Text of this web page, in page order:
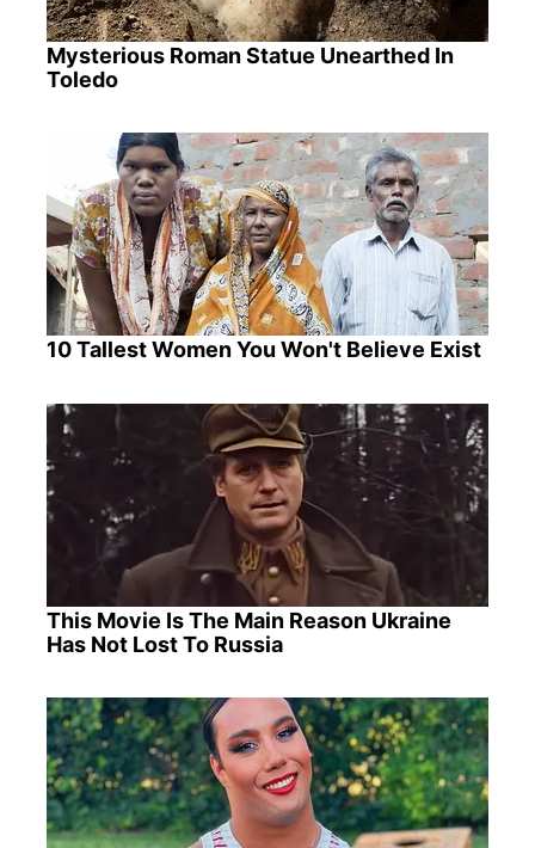
Mysterious Roman Statue Unearthed In
Toledo
10 Tallest Women You Won't Believe Exist
This Movie Is The Main Reason Ukraine
Has Not Lost To Russia